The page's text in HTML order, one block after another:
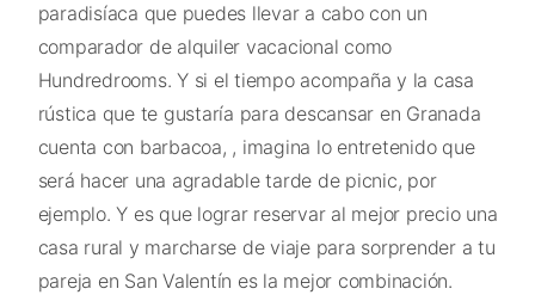
paradisíaca que puedes llevar a cabo con un
comparador de alquiler vacacional como
Hundredrooms. Y si el tiempo acompaña y la casa
rústica que te gustaría para descansar en Granada
cuenta con barbacoa, , imagina lo entretenido que
será hacer una agradable tarde de picnic, por
ejemplo. Y es que lograr reservar al mejor precio una
casa rural y marcharse de viaje para sorprender a tu
pareja en San Valentín es la mejor combinación.